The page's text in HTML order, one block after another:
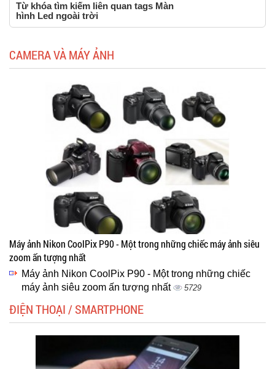
Từ khóa tìm kiếm liên quan tags Màn
hình Led ngoài trời
CAMERA VÀ MÁY ẢNH
Máy ảnh Nikon CoolPix P90 - Một trong những chiếc máy ảnh siêu
zoom ấn tượng nhất
Máy ảnh Nikon CoolPix P90 - Một trong những chiếc
máy ảnh siêu zoom ấn tượng nhất
5729
ĐIỆN THOẠI / SMARTPHONE